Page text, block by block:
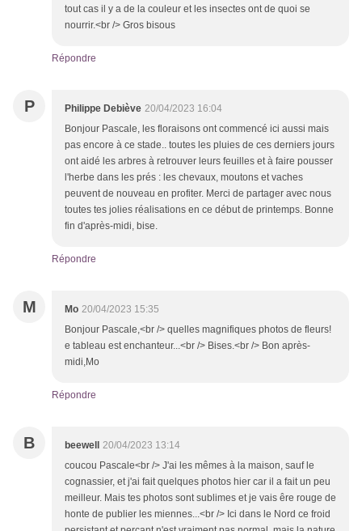
tout cas il y a de la couleur et les insectes ont de quoi se
nourrir.<br /> Gros bisous
Répondre
P Philippe Debiève 20/04/2023 16:04
Bonjour Pascale, les floraisons ont commencé ici aussi mais
pas encore à ce stade.. toutes les pluies de ces derniers jours
ont aidé les arbres à retrouver leurs feuilles et à faire pousser
l'herbe dans les prés : les chevaux, moutons et vaches
peuvent de nouveau en profiter. Merci de partager avec nous
toutes tes jolies réalisations en ce début de printemps. Bonne
fin d'après-midi, bise.
Répondre
M Mo 20/04/2023 15:35
Bonjour Pascale,<br /> quelles magnifiques photos de fleurs!
e tableau est enchanteur...<br /> Bises.<br /> Bon après-
midi,Mo
Répondre
B beewell
20/04/2023 13:14
coucou Pascale<br /> J'ai les mêmes à la maison, sauf le
cognassier, et j'ai fait quelques photos hier car il a fait un peu
meilleur. Mais tes photos sont sublimes et je vais êre rouge de
honte de publier les miennes...<br /> Ici dans le Nord ce froid